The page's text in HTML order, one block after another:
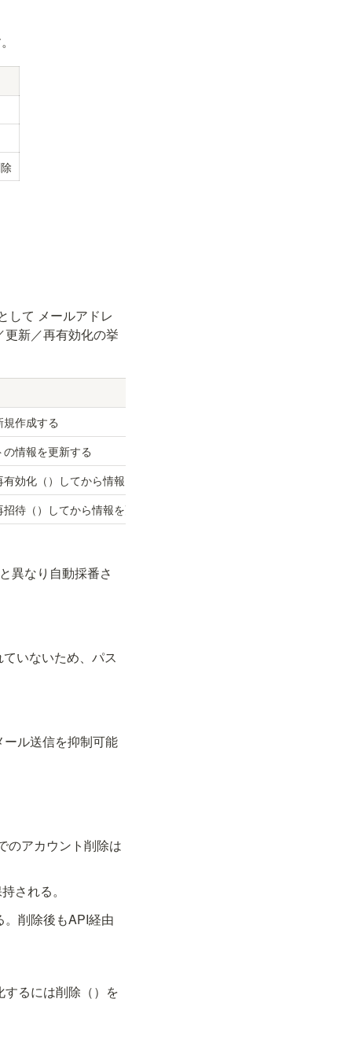
して メールアドレ
新／再有効化の挙
作成する
情報を更新する
効化（）してから情報を更新する
待（）してから情報を更新する
異なり自動採番さ
いないため、パス
ル送信を抑制可能
のアカウント削除は
される。
削除後もAPI経由
るには削除（）を